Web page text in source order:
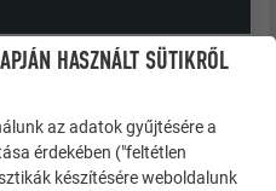
m² (kisméretű panelek),
HASZNÁLT SÜTIKRŐL
az adatok gyűjtésére a
érdekében ("feltétlen
készítésére weboldalunk